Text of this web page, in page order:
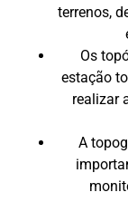
terrenos,
Os
estação
realizar
A